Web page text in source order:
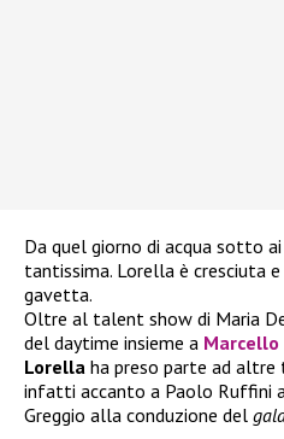
Da quel giorno di acqua sotto
tantissima. Lorella è cresciuta
gavetta.
Oltre al talent show di Maria
del daytime insieme a
Lorella ha preso parte ad altre
infatti accanto a Paolo Ruffini
Greggio alla conduzione del